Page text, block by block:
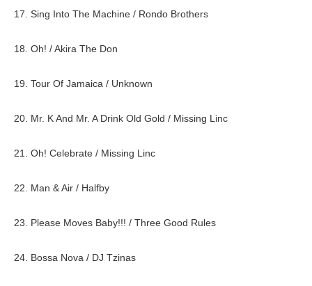
17. Sing Into The Machine / Rondo Brothers
18. Oh! / Akira The Don
19. Tour Of Jamaica / Unknown
20. Mr. K And Mr. A Drink Old Gold / Missing Linc
21. Oh! Celebrate / Missing Linc
22. Man & Air / Halfby
23. Please Moves Baby!!! / Three Good Rules
24. Bossa Nova / DJ Tzinas